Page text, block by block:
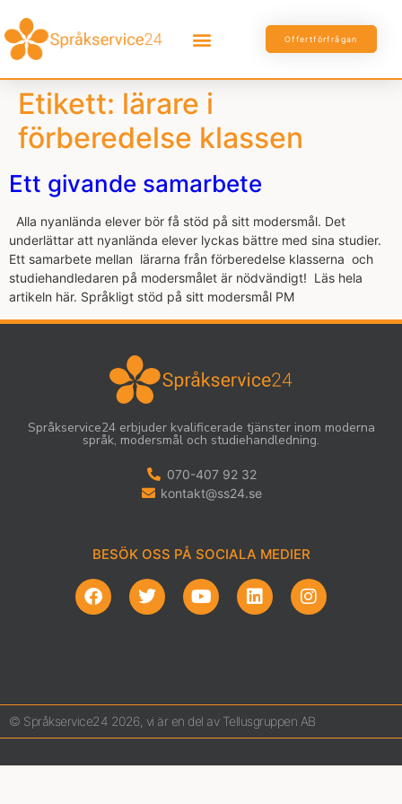
Offertförfrågan
Etikett: lärare i
förberedelse klassen
Ett givande samarbete
Alla nyanlända elever bör få stöd på sitt modersmål. Det
underlättar att nyanlända elever lyckas bättre med sina studier.
Ett samarbete mellan lärarna från förberedelse klasserna och
studiehandledaren på modersmålet är nödvändigt! Läs hela
artikeln här. Språkligt stöd på sitt modersmål PM
Språkservice24 erbjuder kvalificerade tjänster inom moderna
språk, modersmål och studiehandledning.
070-407 92 32
kontakt@ss24.se
BESÖK OSS PÅ SOCIALA MEDIER
© Språkservice24 2026, vi är en del av Tellusgruppen AB